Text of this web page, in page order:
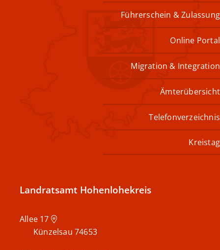
Führerschein & Zulassung
Online Portal
Migration & Integration
Ämterübersicht
Telefonverzeichnis
Kreistag
Landratsamt Hohenlohekreis
74653
Künzelsau